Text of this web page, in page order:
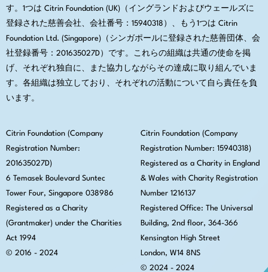
す。1つは Citrin Foundation (UK)（イングランドおよびウェールズに
登録された慈善会社、会社番号：15940318）、もう1つは Citrin
Foundation Ltd. (Singapore)（シンガポールに登録された慈善団体、会
社登録番号：201635027D）です。これらの組織は共通の使命を掲
げ、それぞれ独自に、また協力しながらその達成に取り組んでいま
す。各組織は独立しており、それぞれの活動について自ら責任を負
います。
Citrin Foundation (Company
Registration Number:
201635027D)
6 Temasek Boulevard Suntec
Tower Four, Singapore 038986
Registered as a Charity
(Grantmaker) under the Charities
Act 1994
© 2016 - 2024
Citrin Foundation (Company
Registration Number: 15940318)
Registered as a Charity in England
& Wales with Charity Registration
Number 1216137
Registered Office:
The Universal
Building, 2nd floor, 364-366
Kensington High Street
London, W14 8NS
© 2024 - 2024